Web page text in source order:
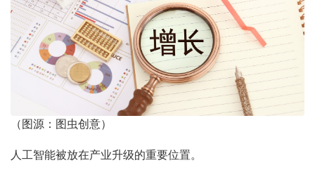
（图源：图虫创意）
人工智能被放在产业升级的重要位置。